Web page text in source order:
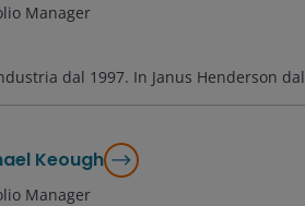
Manager
dal 1997. In Janus Henderson dal
Keough
Manager